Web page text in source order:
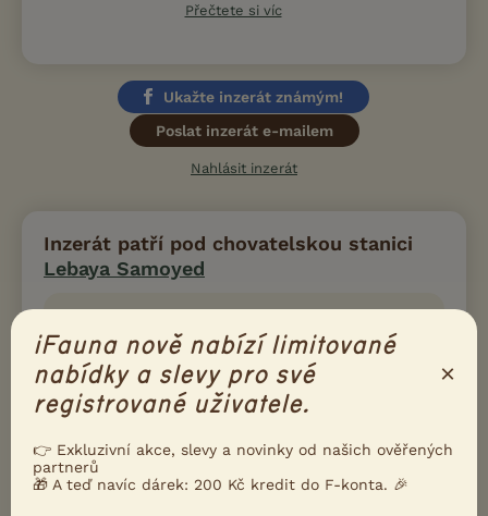
Přečtete si víc
Ukažte inzerát známým!
Poslat inzerát e-mailem
Nahlásit inzerát
Inzerát patří pod chovatelskou stanici
Lebaya Samoyed
Psi
Chovaná plemena
Samojed
žádné
Chovné feny
iFauna nově nabízí limitované
nabídky a slevy pro své
registrované uživatele.
×
👉 Exkluzivní akce, slevy a novinky od našich ověřených
partnerů
🎁 A teď navíc dárek: 200 Kč kredit do F-konta. 🎉